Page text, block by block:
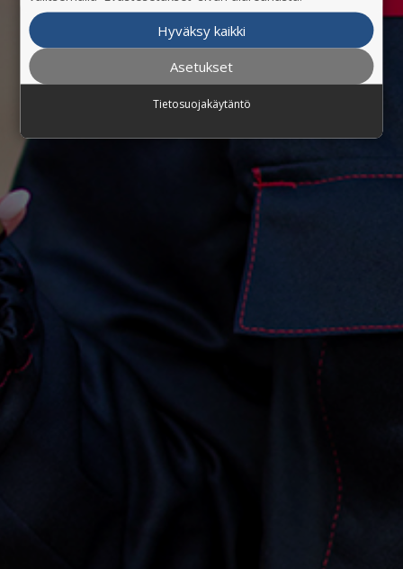
Hyväksy kaikki
Asetukset
Tietosuojakäytäntö